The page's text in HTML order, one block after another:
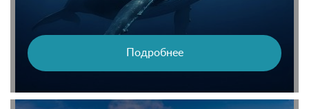
Подробнее